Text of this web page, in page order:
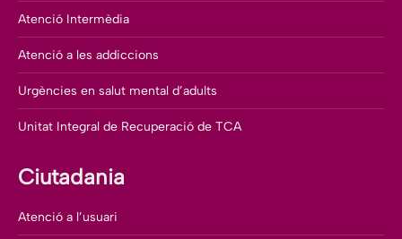
Atenció Intermèdia
Atenció a les addiccions
Urgències en salut mental d’adults
Unitat Integral de Recuperació de TCA
Ciutadania
Atenció a l’usuari